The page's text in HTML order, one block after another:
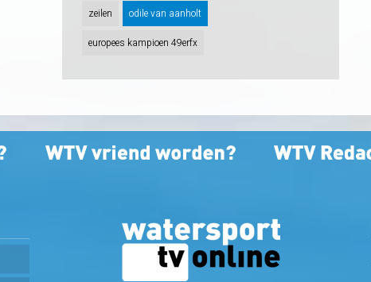
zeilen odile van aanholt
europees kampioen 49erfx